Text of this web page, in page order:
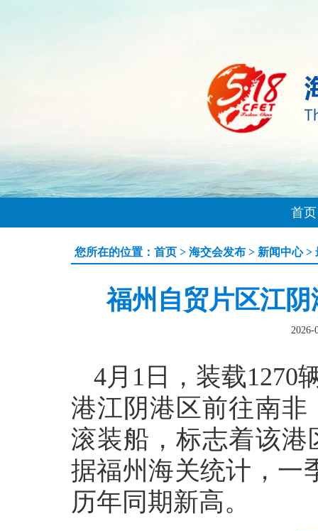
首页
您所在的位置： 首页 > 海交会发布 > 新闻中心>
福州自贸片区江
2026-
4月1日，装载1270
港江阴港区前往南
滚装船，标志着该
据福州海关统计，一
历年同期新高。